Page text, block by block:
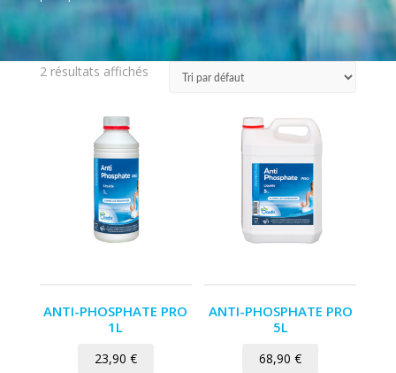
2 résultats affichés
ANTI-PHOSPHATE PRO
1L
23,90 €
ANTI-PHOSPHATE PRO
5L
68,90€